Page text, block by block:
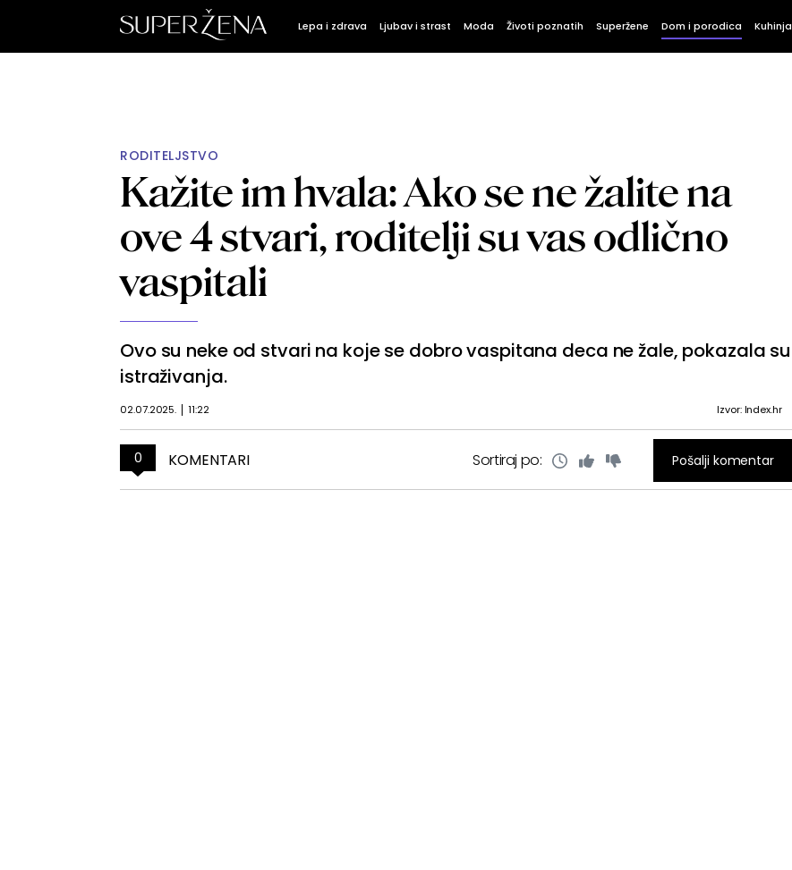
Lepa i zdrava Ljubav i strast Moda Životi poznatih Superžene Dom i porodica Kuhinja
RODITELJSTVO
Kažite im hvala: Ako se ne žalite na
ove 4 stvari, roditelji su vas odlično
vaspitali
Ovo su neke od stvari na koje se dobro vaspitana deca ne žale, pokazala su
istraživanja.
02.07.2025. 11:22 Izvor: Index.hr
0 KOMENTARI Sortiraj po: Pošalji komentar